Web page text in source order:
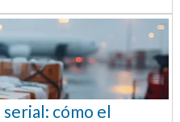
cómo el